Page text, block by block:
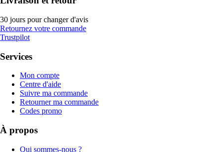
30 jours pour changer d'avis
Retournez votre commande
Trustpilot
Services
Mon compte
Centre d'aide
Suivre ma commande
Retourner ma commande
Codes promo
À propos
Qui sommes-nous ?